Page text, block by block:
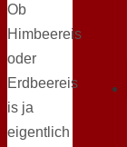
Ob
Himbeereis
oder
Erdbeereis
is ja
eigentlich